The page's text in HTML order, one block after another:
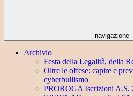
navigazione
Archivio
Festa della Legalità, della
Oltre le offese: capire e
cyberbullismo
PROROGA Iscrizioni A.S.